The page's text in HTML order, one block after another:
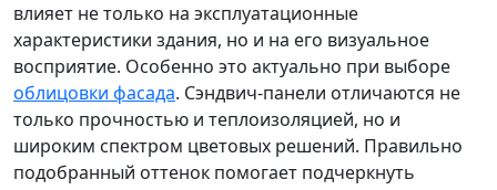
влияет не только на эксплуатационные
характеристики здания, но и на его визуальное
восприятие. Особенно это актуально при выборе
облицовки фасада. Сэндвич-панели отличаются не
только прочностью и теплоизоляцией, но и
широким спектром цветовых решений. Правильно
подобранный оттенок помогает подчеркнуть